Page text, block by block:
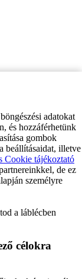
adatokat
és hozzáférhetünk
gombok
beállításaidat, illetve
Cookie tájékoztató
de ez
személyre
a láblécben
célokra